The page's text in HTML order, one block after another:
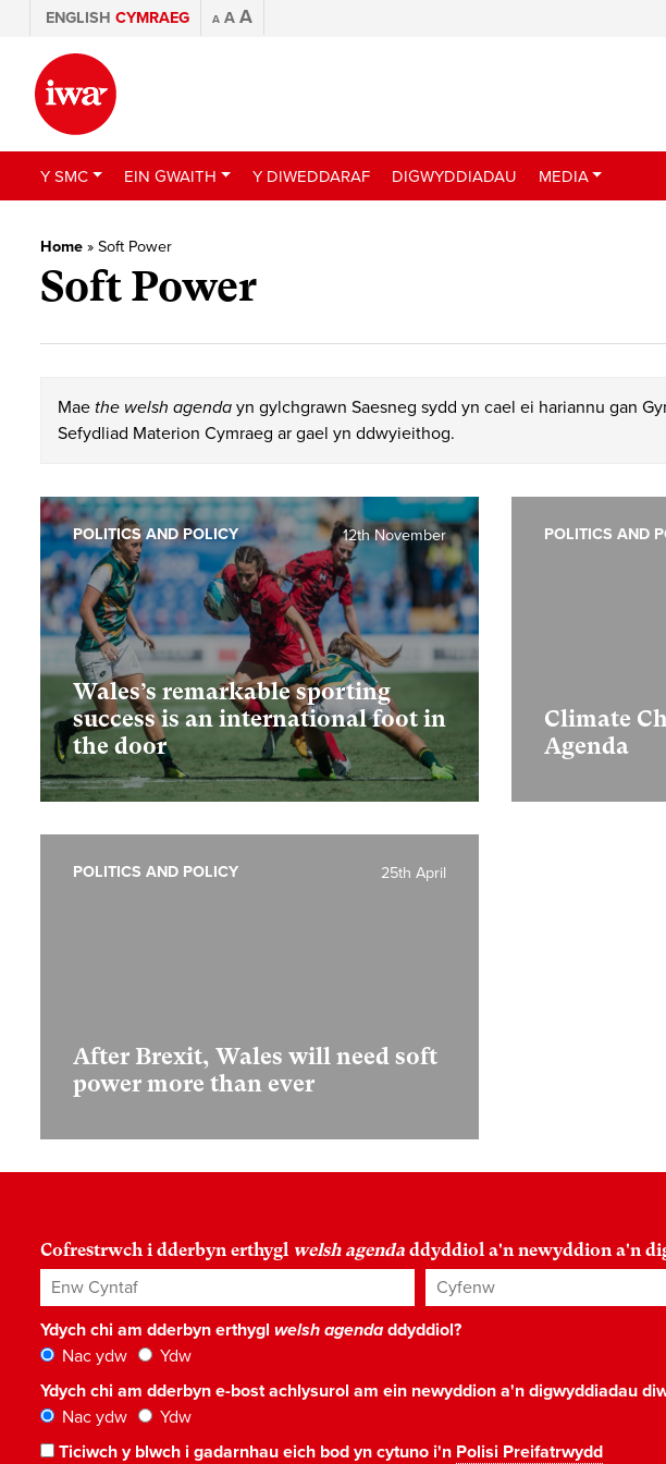
ENGLISH CYMRAEG A A A
Y SMC EIN GWAITH Y DIWEDDARAF DIGWYDDIADAU MEDIA
Home » Soft Power
Soft Power
Mae the welsh agenda yn gylchgrawn Saesneg sydd yn cael ei hariannu gan
Sefydliad Materion Cymraeg ar gael yn ddwyieithog.
Wales’s remarkable sporting
success is an international foot in
the door
12th November
POLITICS AND POLICY
Climate
Agenda
POLITICS AND
After Brexit, Wales will need soft
power more than ever
25th April
POLITICS AND POLICY
Cofrestrwch i dderbyn erthygl welsh agenda ddyddiol a'n newyddion a'n
Enw Cyntaf Cyfenw
Ydych chi am dderbyn erthygl welsh agendaddyddiol?
Nac ydw
Ydw
Ydych chi am dderbyn e-bost achlysurol am ein newyddion a'n digwyddiadau
Nac ydw
Ydw
Ticiwch y blwch i gadarnhau eich bod yn cytuno i'n Polisi Preifatrwydd